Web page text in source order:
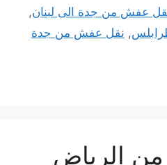
عفش من جدة الى لبنان,
, نقل عفش من جدة
الرياض